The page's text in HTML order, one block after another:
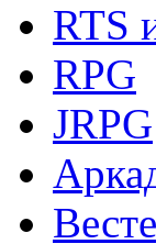
RTS
RPG
JRPG